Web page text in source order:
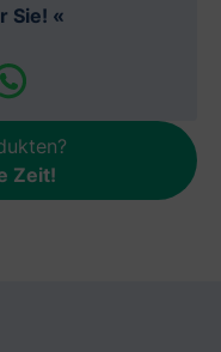
Sie! «
Zeit!